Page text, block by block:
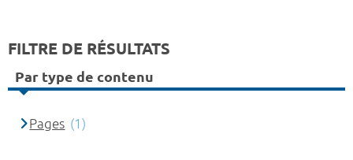
FILTRE DE RÉSULTATS
Par type de contenu
Pages (1)